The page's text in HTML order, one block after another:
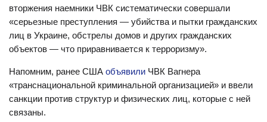
вторжения наемники ЧВК систематически совершали
«серьезные преступления — убийства и пытки гражданских
лиц в Украине, обстрелы домов и других гражданских
объектов — что приравнивается к терроризму».
Напомним, ранее США объявили ЧВК Вагнера
«транснациональной криминальной организацией» и ввели
санкции против структур и физических лиц, которые с ней
связаны.